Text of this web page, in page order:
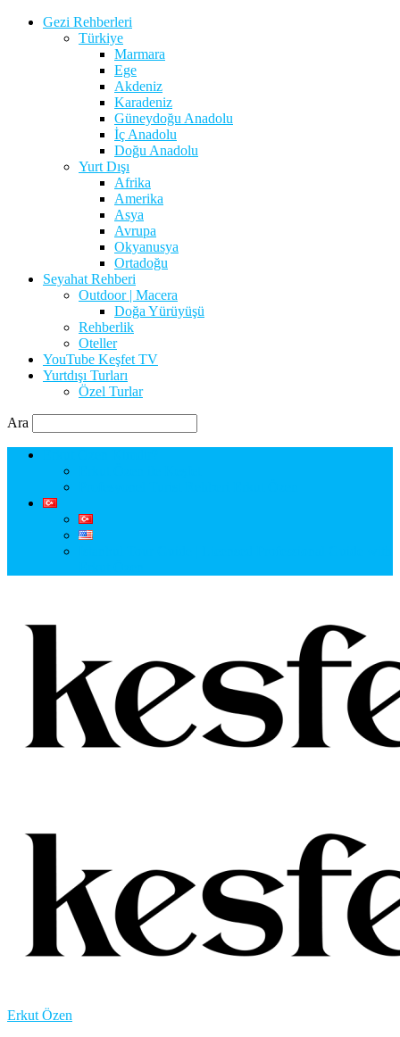
Gezi Rehberleri
Türkiye
Marmara
Ege
Akdeniz
Karadeniz
Güneydoğu Anadolu
İç Anadolu
Doğu Anadolu
Yurt Dışı
Afrika
Amerika
Asya
Avrupa
Okyanusya
Ortadoğu
Seyahat Rehberi
Outdoor | Macera
Doğa Yürüyüşü
Rehberlik
Oteller
YouTube Keşfet TV
Yurtdışı Turları
Özel Turlar
Ara
Erkut Özen